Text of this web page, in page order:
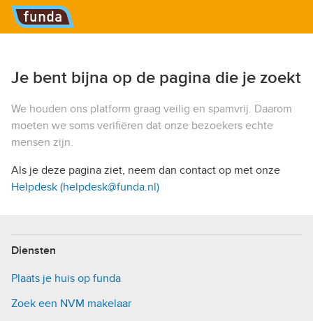
Hoofdmenu
Je bent bijna op de pagina die je zoekt
We houden ons platform graag veilig en spamvrij. Daarom
moeten we soms verifiëren dat onze bezoekers echte
mensen zijn.
Als je deze pagina ziet, neem dan contact op met onze
Helpdesk (helpdesk@funda.nl)
Diensten
Plaats je huis op funda
Zoek een NVM makelaar